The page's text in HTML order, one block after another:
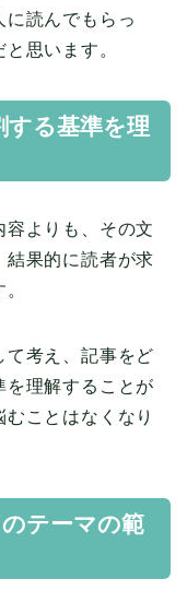
に読んでもらっ
思います。
する基準を理
よりも、その文
結果的に読者が求
て考え、記事をど
を理解することが
ことはなくなり
テーマの範